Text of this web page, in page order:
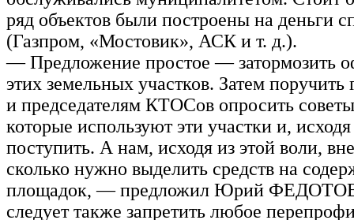
ряд объектов были построены на деньги
(Газпром, «Мостовик», АСК и т. д.).
— Предложение простое — затормозить
этих земельных участков. Затем поручить
и председателям КТОСов опросить
которые используют эти участки и,
поступить. А нам, исходя из этой воли,
сколько нужно выделить средств на
площадок, — предложил Юрий ФЕДОТОВ,
следует также запретить любое